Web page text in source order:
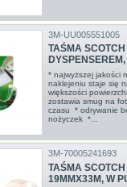
3M-UU005551005
TAŚMA
* najwyższej jakości
naklejeniu staje się
większości
zostawia smug na
czasu * odrywanie
nożyczek *...
3M-70005241693
TAŚMA
19MMX33M, W